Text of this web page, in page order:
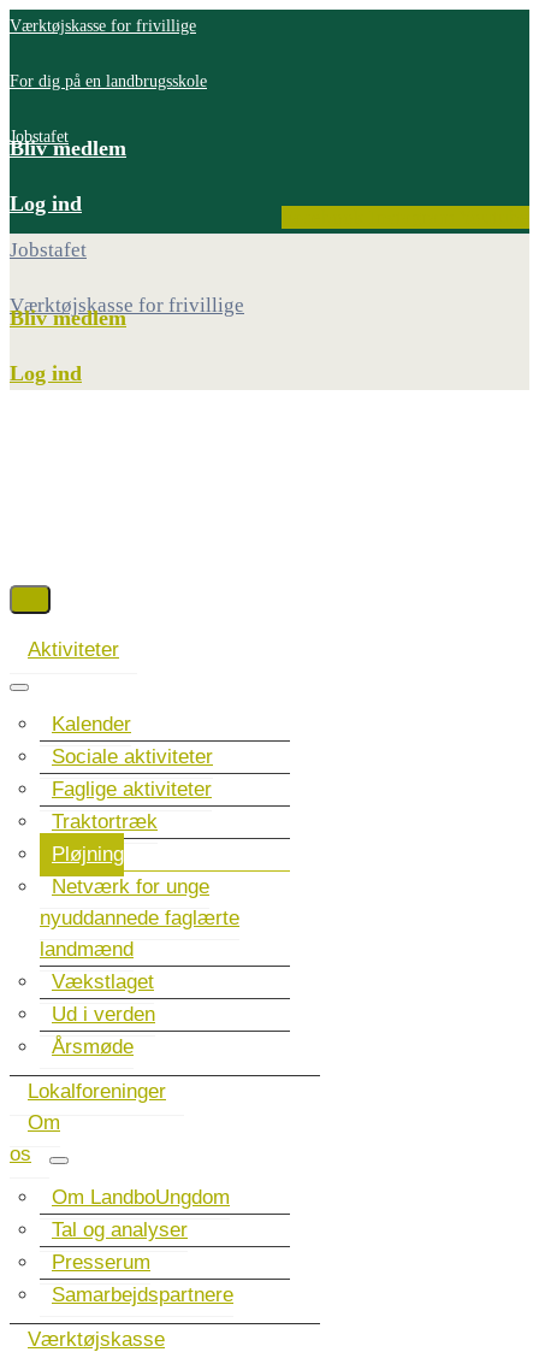
Værktøjskasse for frivillige
For dig på en landbrugsskole
Jobstafet
Bliv medlem
Log ind
Jobstafet
Værktøjskasse for frivillige
Bliv medlem
Log ind
Aktiviteter
Kalender
Sociale aktiviteter
Faglige aktiviteter
Traktortræk
Pløjning
Netværk for unge
nyuddannede faglærte
landmænd
Vækstlaget
Ud i verden
Årsmøde
Lokalforeninger
Om
os
Om LandboUngdom
Tal og analyser
Presserum
Samarbejdspartnere
Værktøjskasse